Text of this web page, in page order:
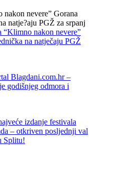
“Klimno nakon nevere”
na natječaju PGŽ
Blagdani.com.hr –
godišnjeg odmora i
izdanje festivala
– otkriven posljednji val
Splitu!